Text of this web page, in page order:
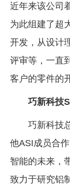
近年来该公司
为此组建了超
开发，从设计
评审等，一直
客户的零件的
巧新科技
巧新科技
他ASI成员合
智能的未来，
致力于研究铝